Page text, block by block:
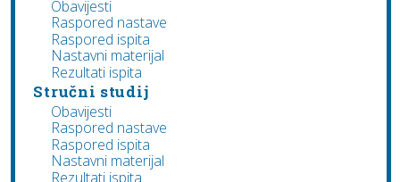
Obavijesti
Raspored nastave
Raspored ispita
Nastavni materijal
Rezultati ispita
Stručni studij
Obavijesti
Raspored nastave
Raspored ispita
Nastavni materijal
Rezultati ispita